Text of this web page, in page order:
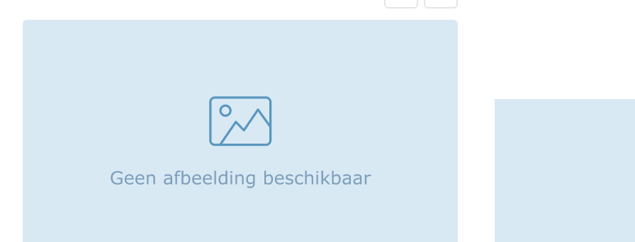
welkomstdiner…
bezienswaardigheden